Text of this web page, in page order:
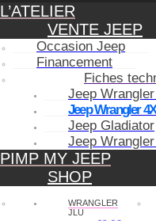
L’ATELIER
VENTE JEEP
Occasion Jeep
Financement
Fiches
Jeep
Jeep Wrangler
Jeep Gladiator
Jeep
PIMP MY JEEP
SHOP
WRANGLER
JLU